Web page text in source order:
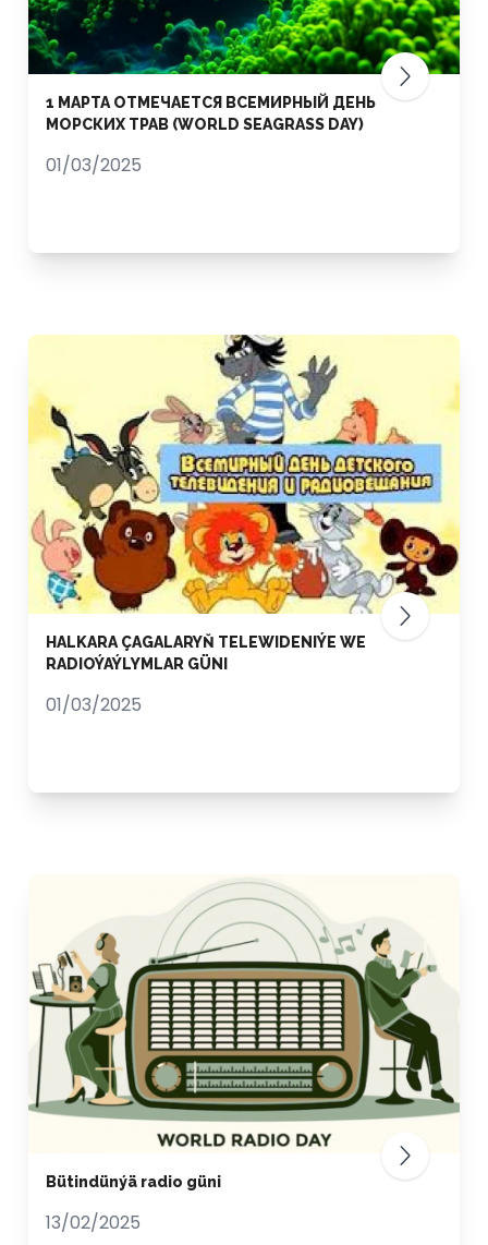
1 МАРТА ОТМЕЧАЕТСЯ ВСЕМИРНЫЙ ДЕНЬ
МОРСКИХ ТРАВ (WORLD SEAGRASS DAY)
01/03/2025
HALKARA ÇAGALARYŇ TELEWIDENIÝE WE
RADIOÝAÝLYMLAR GÜNI
01/03/2025
Bütindünýä radio güni
13/02/2025